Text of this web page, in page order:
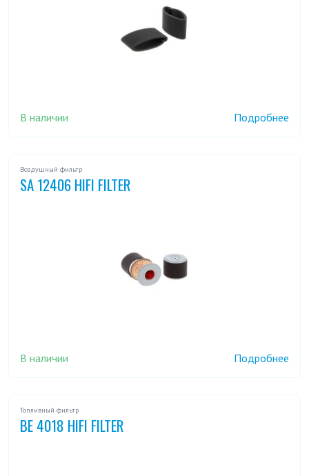
В наличии Подробнее
Воздушный фильтр
SA 12406 HIFI FILTER
В наличии Подробнее
Топливный фильтр
BE 4018 HIFI FILTER